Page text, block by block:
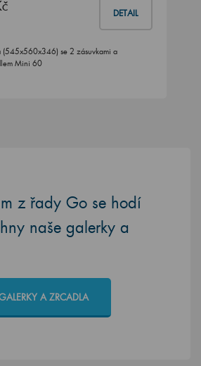
DETAIL
(545x560x346) se 2 zásuvkami a
Mini 60
z řady Go se hodí
naše galerky a
A ZRCADLA